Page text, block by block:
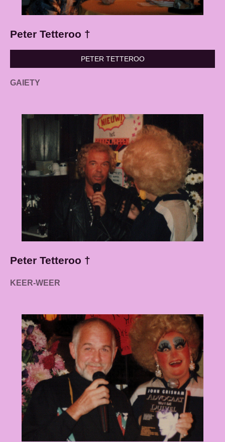
Peter Tetteroo †
PETER TETTEROO
GAIETY
Peter Tetteroo †
KEER-WEER